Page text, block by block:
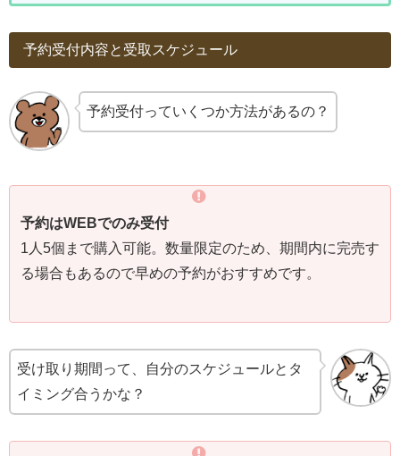
予約受付内容と受取スケジュール
予約受付っていくつか方法があるの？
予約はWEBでのみ受付
1人5個まで購入可能。数量限定のため、期間内に完売す
る場合もあるので早めの予約がおすすめです。
受け取り期間って、自分のスケジュールとタ
イミング合うかな？